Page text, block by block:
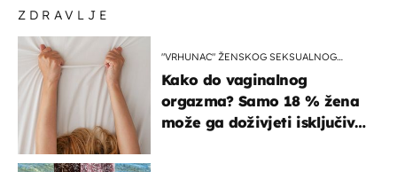
ZDRAVLJE
"VRHUNAC" ŽENSKOG SEKSUALNOG
Kako do vaginalnog
orgazma? Samo 18 % žena
može ga doživjeti isključivo